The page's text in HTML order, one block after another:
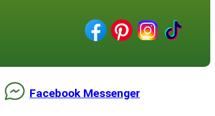
Facebook Messenger